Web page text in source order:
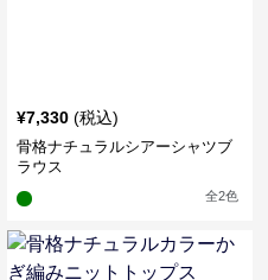
¥7,330 (税込)
骨格ナチュラルシアーシャツブ
ラウス
全2色